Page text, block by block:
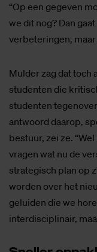
“Op een gegeven
we dit nog? Dan
verbeteringen, maar
Mulder zag dat toch
studenten die
studenten
antwoord daarop,
bestuur, zei ze.
vragen wat nu de
strategisch plan op
worden over het
geluiden die we
interdisciplinair,